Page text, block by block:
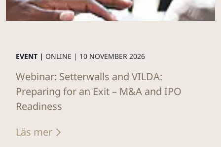
EVENT | ONLINE | 10 NOVEMBER 2026
Webinar: Setterwalls and VILDA:
Preparing for an Exit – M&A and IPO
Readiness
Läs mer